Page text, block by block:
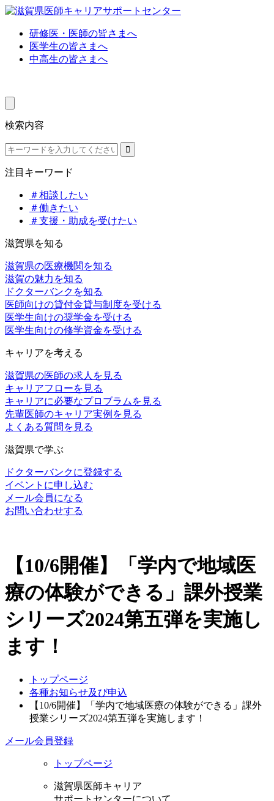
研修医・医師の皆さまへ
医学生の皆さまへ
中高生の皆さまへ
検索内容
注目キーワード
＃相談したい
＃働きたい
＃支援・助成を受けたい
滋賀県を知る
滋賀県の医療機関を知る
滋賀の魅力を知る
ドクターバンクを知る
医師向けの貸付金貸与制度を受ける
医学生向けの奨学金を受ける
医学生向けの修学資金を受ける
キャリアを考える
滋賀県の医師の求人を見る
キャリアフローを見る
キャリアに必要なプロブラムを見る
先輩医師のキャリア実例を見る
よくある質問を見る
滋賀県で学ぶ
ドクターバンクに登録する
イベントに申し込む
メール会員になる
お問い合わせする
【10/6開催】「学内で地域医
療の体験ができる」課外授業
シリーズ2024第五弾を実施し
ます！
トップページ
各種お知らせ及び申込
【10/6開催】「学内で地域医療の体験ができる」課外
授業シリーズ2024第五弾を実施します！
メール会員登録
トップページ
滋賀県医師キャリア
サポートセンターについて